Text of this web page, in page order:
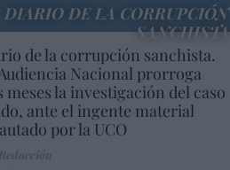
DIARIO DE LA CORRUPCIÓN
SANCHISTA
de la corrupción sanchista.
Nacional prorroga
meses la investigación del caso
ante el ingente material
por la UCO